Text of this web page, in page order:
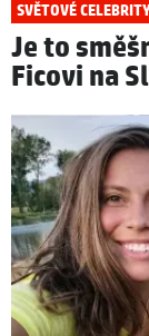
SVĚTOVÉ
Je to
Ficovi na